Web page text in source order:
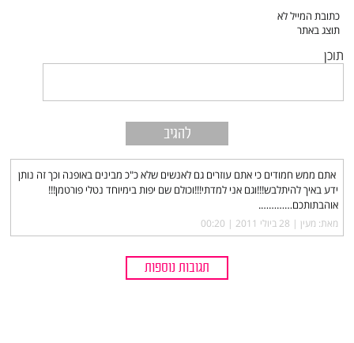
תוכן
אתם ממש חמודים כי אתם עוזרים גם לאנשים שלא כ"כ מבינים באופנה וכך זה נותן
ידע באיך להיתלבש!!!וגם אני למדתי!!!וכולם שם יפות בימיוחד נטלי פורטמן!!!
אוהבתותכם………….
מאת: מעין |‏ 28 ביולי 2011 | 00:20
תגובות נוספות